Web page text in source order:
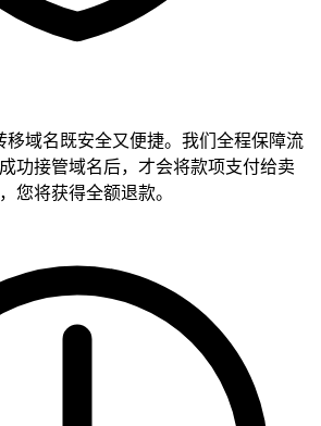
移域名既安全又便捷。我们全程保障流
功接管域名后，才会将款项支付给卖
您将获得全额退款。